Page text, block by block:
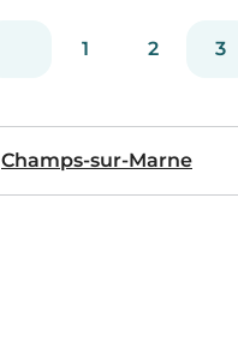
1 2 3
Champs-sur-Marne